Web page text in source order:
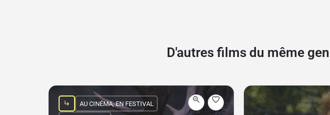
D'autres films du même
AU CINÉMA, EN FESTIVAL